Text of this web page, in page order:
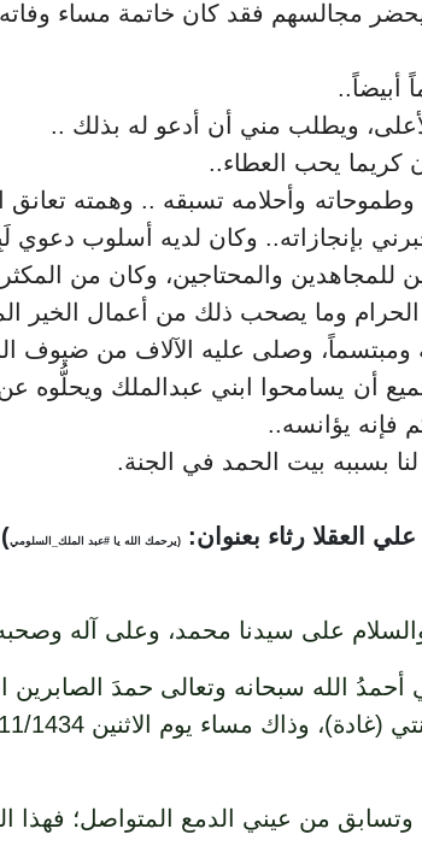
مجالسهم فقد كان خاتمة مساء
أبيضاً..
ويطلب مني أن أدعو له بذلك ..
يحب العطاء..
وطموحاته وأحلامه تسبقه .. وهمته
بإنجازاته.. وكان لديه أسلوب
للمجاهدين والمحتاجين، وكان من
وما يصحب ذلك من أعمال الخير
ومبتسماً، وصلى عليه الآلاف من ضيوف
أن يسامحوا ابني عبدالملك ويحلُّوه
فإنه يؤانسه..
بسببه بيت الحمد في الجنة.
العقلا رثاء بعنوان:
(يرحمك الله يا #عبد الملك_السلومي
على سيدنا محمد، وعلى آله
أحمدُ الله سبحانه وتعالى حمدَ
وتسابق من عيني الدمع المتواصل؛ فهذا